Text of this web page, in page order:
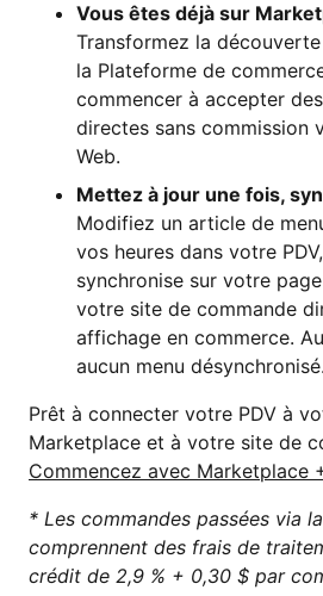
Vous êtes déjà sur
Transformez la
la Plateforme de
commencer à accepter
directes sans commission
Web.
Mettez à jour une fois,
Modifiez un article de
vos heures dans votre
synchronise sur votre
votre site de commande
affichage en commerce.
aucun menu désynchronisé.
Prêt à connecter votre PDV à
Marketplace et à votre site de
Commencez avec Marketplace
* Les commandes passées via
comprennent des frais de
crédit de 2,9 % + 0,30 $ par